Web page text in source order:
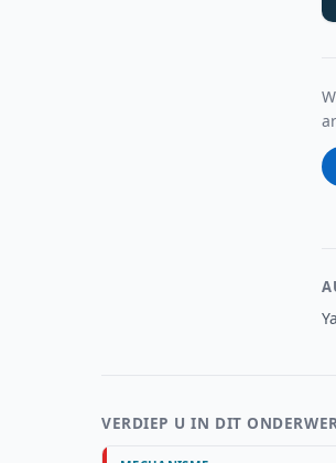
VERDIEP U IN DIT